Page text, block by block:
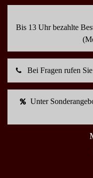
Bis 13 Uhr bezahlte
Bei Fragen rufen
Unter